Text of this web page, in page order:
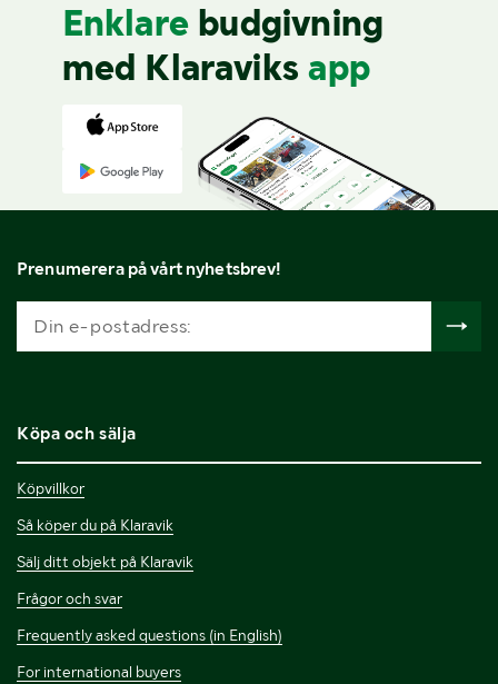
Enklare budgivning
med Klaraviks app
Prenumerera på vårt nyhetsbrev!
Köpa och sälja
Köpvillkor
Så köper du på Klaravik
Sälj ditt objekt på Klaravik
Frågor och svar
Frequently asked questions (in English)
For international buyers